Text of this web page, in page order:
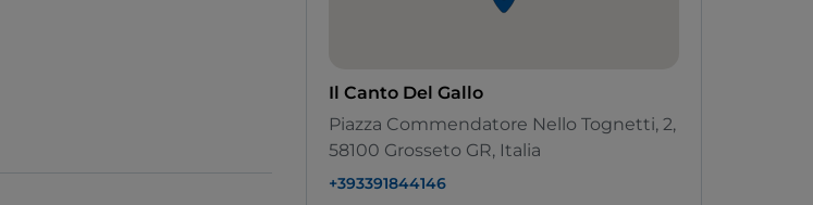
Il Canto Del Gallo
Piazza Commendatore Nello Tognetti, 2,
58100 Grosseto GR, Italia
+393391844146